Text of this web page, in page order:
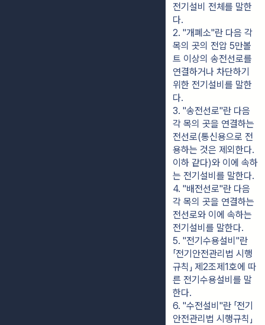
전기설비 전체를 말한
다.
2. "개폐소"란 다음 각
목의 곳의 전압 5만볼
트 이상의 송전선로를
연결하거나 차단하기
위한 전기설비를 말한
다.
3. "송전선로"란 다음
각 목의 곳을 연결하는
전선로(통신용으로 전
용하는 것은 제외한다.
이하 같다)와 이에 속하
는 전기설비를 말한다.
4. "배전선로"란 다음
각 목의 곳을 연결하는
전선로와 이에 속하는
전기설비를 말한다.
5. "전기수용설비"란
「전기안전관리법 시행
규칙」 제2조제1호에 따
른 전기수용설비를 말
한다.
6. "수전설비"란 「전기
안전관리법 시행규칙」